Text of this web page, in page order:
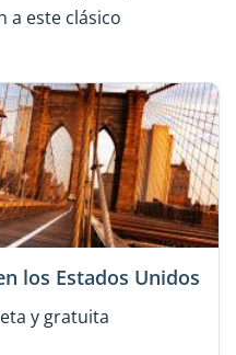
a este clásico
los Estados Unidos
y gratuita